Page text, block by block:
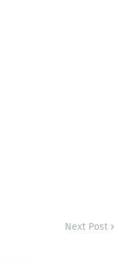
Next Post